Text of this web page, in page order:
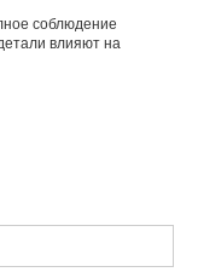
соблюдение
влияют на